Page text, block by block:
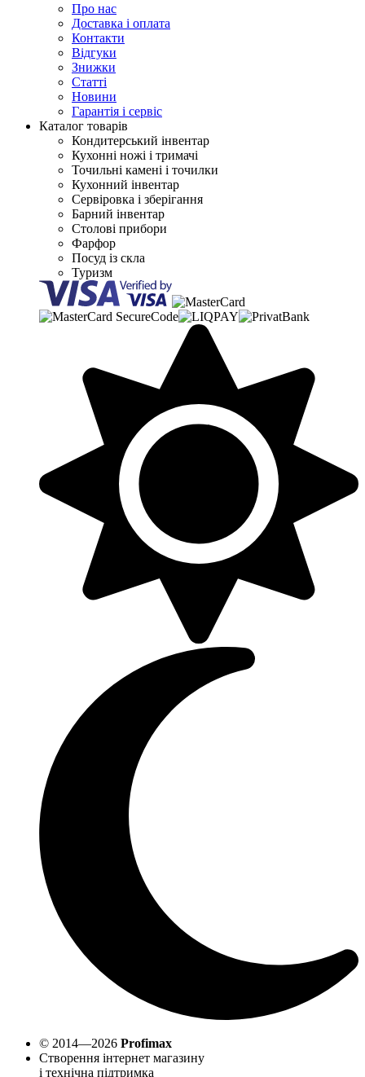
Про нас
Доставка і оплата
Контакти
Відгуки
Знижки
Статті
Новини
Гарантія і сервіс
Каталог товарів
Кондитерський інвентар
Кухонні ножі і тримачі
Точильні камені і точилки
Кухонний інвентар
Сервіровка і зберігання
Барний інвентар
Столові прибори
Фарфор
Посуд із скла
Туризм
© 2014—2026 Profimax
Створення інтернет магазину
і технічна підтримка